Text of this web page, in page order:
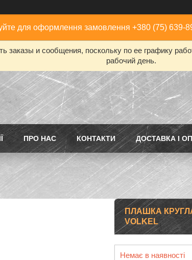
для оформлення замовлення +380 (75) 639-
заказы и сообщения, поскольку по ее графику
рабочий день.
ПРО НАС КОНТАКТИ ДОСТАВКА І
ПЛАШКА КРУГЛА
VOLKEL
Немає в наявності